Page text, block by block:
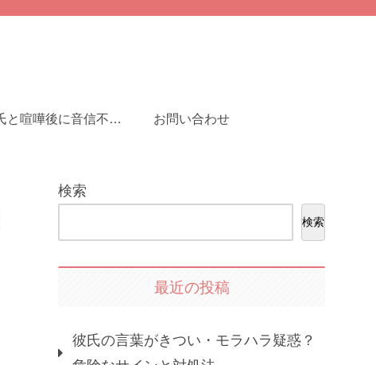
彼氏と喧嘩後に音信不通…連絡が来ない時の対処法とは？ お問い合わせ
検索
検索
最近の投稿
彼氏の言葉がきつい・モラハラ疑惑？